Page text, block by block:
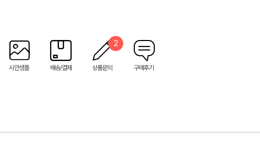
시안샘플 배송/결제 상품문의
2
구매후기